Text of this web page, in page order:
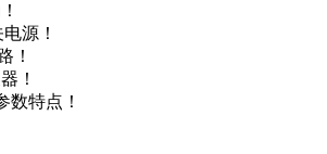
源！
！
！
数特点！